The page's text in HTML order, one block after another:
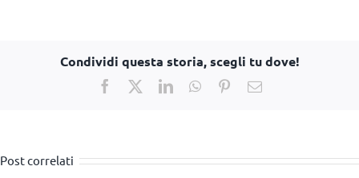
Condividi questa storia, scegli tu dove!
Facebook
X LinkedInWhatsApp
PinterestEmail
Post correlati